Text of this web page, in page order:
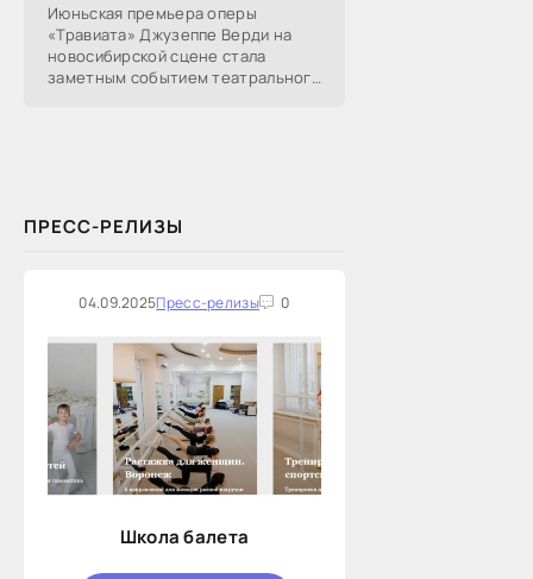
Июньская премьера оперы
«Травиата» Джузеппе Верди на
новосибирской сцене стала
заметным событием театрального
ПРЕСС-РЕЛИЗЫ
04.09.2025Пресс-релизы 0
Школа балета